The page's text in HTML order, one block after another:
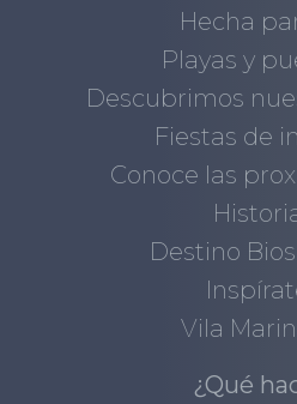
Hecha
Playas y
Descubrimos
Fiestas de
Conoce las
Destino
Vila
¿Qué